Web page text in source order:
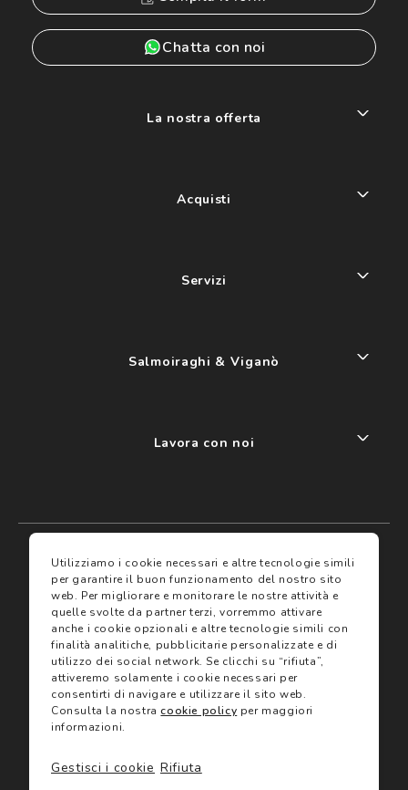
I miei preferiti
Assicurazioni
Servizi
Trova negozio
Gift Card
Chatta con noi
La nostra offerta
Acquisti
Servizi
Salmoiraghi & Viganò
Lavora con noi
Termini e condizioni
Termini di vendita
Avvertenze e informazioni di sicurezza sui prodotti
Informativa sulla Privacy
Utilizzo dei cookie
Utilizziamo i cookie necessari e altre tecnologie simili
per garantire il buon funzionamento del nostro sito
web. Per migliorare e monitorare le nostre attività e
quelle svolte da partner terzi, vorremmo attivare
anche i cookie opzionali e altre tecnologie simili con
finalità analitiche, pubblicitarie personalizzate e di
utilizzo dei social network. Se clicchi su “rifiuta”,
attiveremo solamente i cookie necessari per
consentirti di navigare e utilizzare il sito web.
Consulta la nostracookie policy per maggiori
informazioni.
Rifiuta
Gestisci i cookie